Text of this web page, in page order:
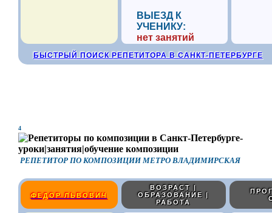
ВЫЕЗД К
УЧЕНИКУ:
нет занятий
БЫСТРЫЙ ПОИСК РЕПЕТИТОРА В САНКТ-ПЕТЕРБУРГЕ
4
РЕПЕТИТОР ПО КОМПОЗИЦИИ МЕТРО ВЛАДИМИРСКАЯ
ФЕДОР ЛЬВОВИЧ
ВОЗРАСТ |
ОБРАЗОВАНИЕ |
РАБОТА